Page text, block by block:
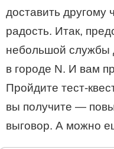
доставить другому
радость. Итак,
небольшой службы
в городе N. И вам
Пройдите тест-
вы получите —
выговор. А можно